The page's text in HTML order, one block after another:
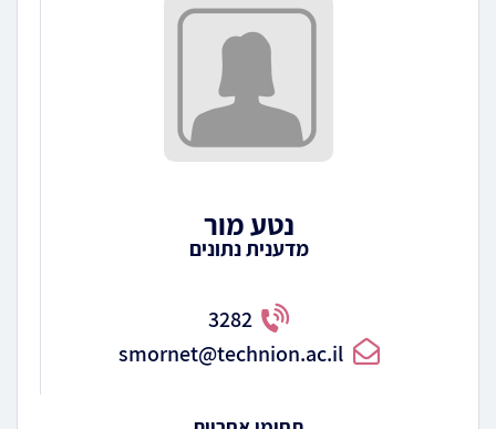
נטע מור
מדענית נתונים
3282
smornet@technion.ac.il